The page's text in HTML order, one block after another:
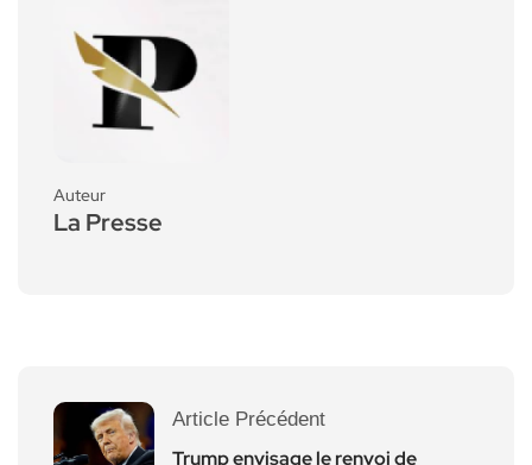
Auteur
La Presse
Article Précédent
Trump envisage le renvoi de